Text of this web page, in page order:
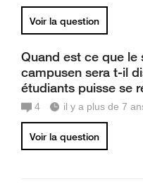
Voir la question
Quand est ce que le
campusen sera t-il
étudiants puisse se
4 il y a plus de 7
Voir la question